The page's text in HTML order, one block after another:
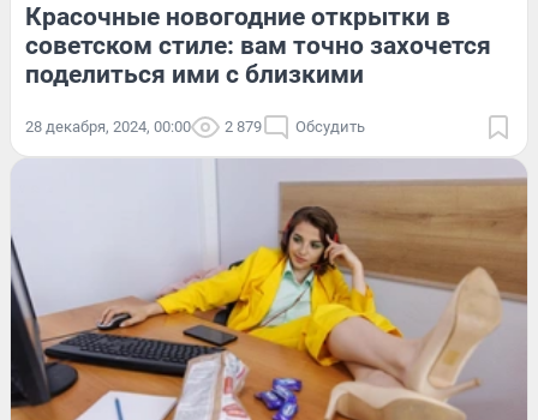
Красочные новогодние открытки в
советском стиле: вам точно захочется
поделиться ими с близкими
28 декабря, 2024, 00:00 2 879 Обсудить